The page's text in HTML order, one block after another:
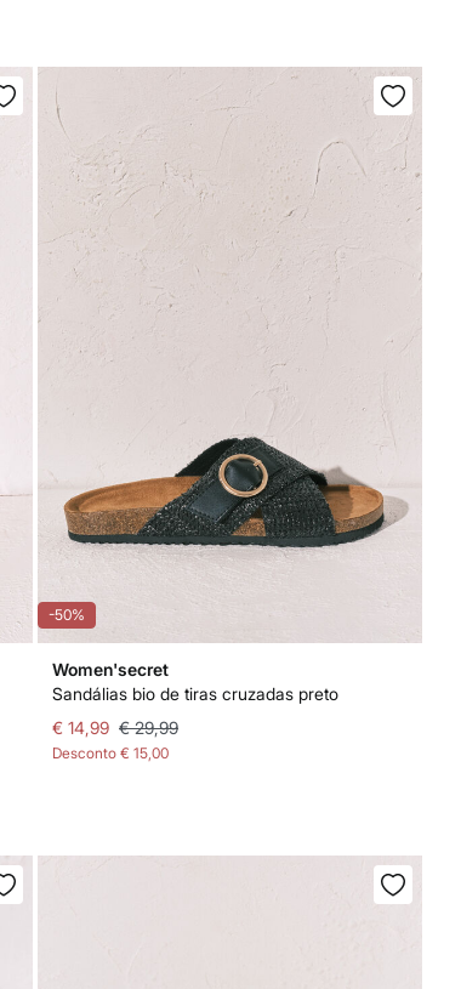
-50%
Women'secret
Sandálias bio de tiras cruzadas preto
€ 14,99 € 29,99
Desconto € 15,00